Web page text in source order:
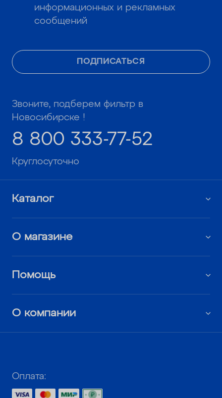
ПОДПИСАТЬСЯ
информационных и рекламных
сообщений
Звоните, подберем фильтр в
Новосибирске !
8 800 333-77-52
Круглосуточно
Каталог
О магазине
Помощь
О компании
Оплата: